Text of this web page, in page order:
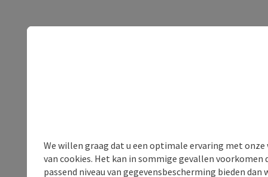
We willen graag dat u een optimale ervaring met
van cookies. Het kan in sommige gevallen voorkomen
passend niveau van gegevensbescherming bieden